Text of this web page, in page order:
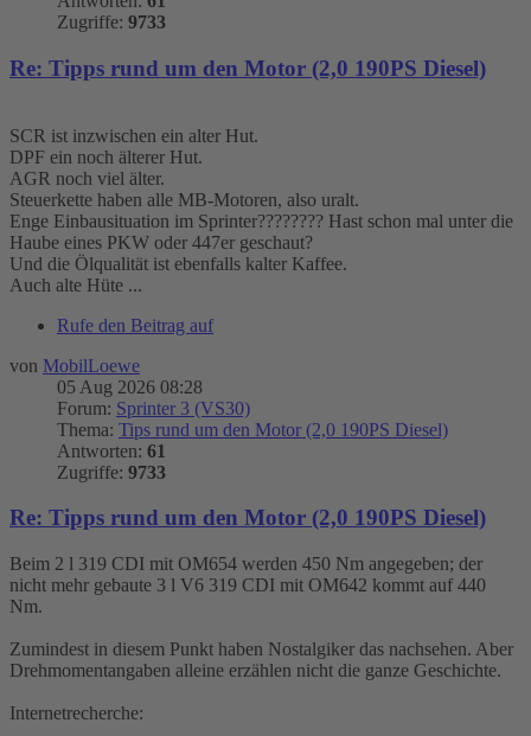
Zugriffe: 9733
Re: Tipps rund um den Motor (2,0 190PS Diesel)
SCR ist inzwischen ein alter Hut.
DPF ein noch älterer Hut.
AGR noch viel älter.
Steuerkette haben alle MB-Motoren, also uralt.
Enge Einbausituation im Sprinter???????? Hast schon mal unter die
Haube eines PKW oder 447er geschaut?
Und die Ölqualität ist ebenfalls kalter Kaffee.
Auch alte Hüte ...
Rufe den Beitrag auf
von MobilLoewe
05 Aug 2026 08:28
Forum: Sprinter 3 (VS30)
Thema: Tips rund um den Motor (2,0 190PS Diesel)
Antworten: 61
Zugriffe: 9733
Re: Tipps rund um den Motor (2,0 190PS Diesel)
Beim 2 l 319 CDI mit OM654 werden 450 Nm angegeben; der
nicht mehr gebaute 3 l V6 319 CDI mit OM642 kommt auf 440
Nm.
Zumindest in diesem Punkt haben Nostalgiker das nachsehen. Aber
Drehmomentangaben alleine erzählen nicht die ganze Geschichte.
Internetrecherche: